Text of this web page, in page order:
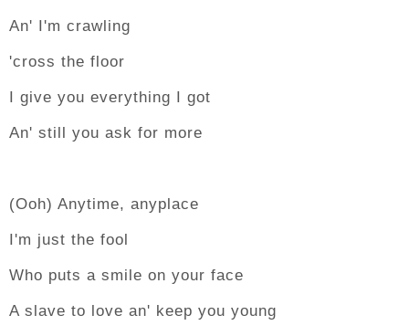
An' I'm crawling
'cross the floor
I give you everything I got
An' still you ask for more
(Ooh) Anytime, anyplace
I'm just the fool
Who puts a smile on your face
A slave to love an' keep you young